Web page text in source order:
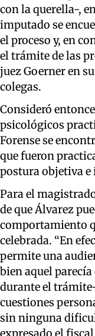
con la querella-,
imputado se
el proceso y, en
el trámite de las
juez Goerner en
colegas.
Consideró
psicológicos
Forense se
que fueron
postura objetiva e
Para el
de que Álvarez
comportamiento
celebrada. “En
permite una
bien aquel
durante el
cuestiones
sin ninguna
expresado el